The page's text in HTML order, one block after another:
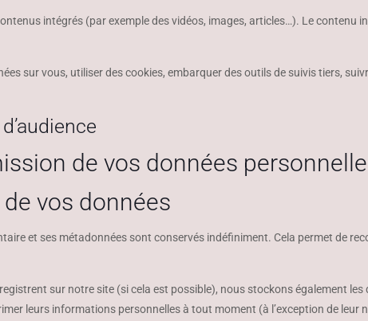
intégrés (par exemple des vidéos, images, articles…). Le contenu
sur vous, utiliser des cookies, embarquer des outils de suivis tiers,
de vos données
vos données
et ses métadonnées sont conservés indéfiniment. Cela permet de
sur notre site (si cela est possible), nous stockons également
leurs informations personnelles à tout moment (à l’exception de leur